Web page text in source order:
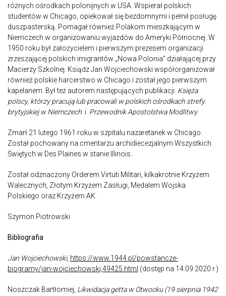
różnych ośrodkach polonijnych w USA. Wspierał polskich
studentów w Chicago, opiekował się bezdomnymi i pełnił posługę
duszpasterską. Pomagał również Polakom mieszkającym w
Niemczech w organizowaniu wyjazdów do Ameryki Północnej. W
1950 roku był założycielem i pierwszym prezesem organizacji
zrzeszającej polskich imigrantów „Nowa Polonia” działającej przy
Macierzy Szkolnej. Ksiądz Jan Wojciechowski współorganizował
również polskie harcerstwo w Chicago i został jego pierwszym
kapelanem. Był też autorem następujących publikacji: Księża
polscy, którzy pracują lub pracowali w polskich ośrodkach strefy
brytyjskiej w Niemczech i Przewodnik Apostolstwa Modlitwy.
Zmarł 21 lutego 1961 roku w szpitalu nazaretanek w Chicago.
Został pochowany na cmentarzu archidiecezjalnym Wszystkich
Świętych w Des Plaines w stanie Illinois.
Został odznaczony Orderem Virtuti Militari, kilkakrotnie Krzyżem
Walecznych, Złotym Krzyżem Zasługi, Medalem Wojska
Polskiego oraz Krzyżem AK.
Szymon Piotrowski
Bibliografia
Jan Wojciechowski, https://www.1944.pl/powstancze-
biogramy/jan-wojciechowski,49425.html (dostęp na 14.09.2020 r.)
Noszczak Bartłomiej, Likwidacja getta w Otwocku (19 sierpnia 1942